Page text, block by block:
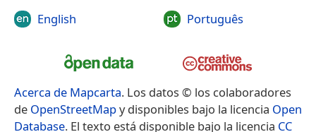
English
Português
Acerca de Mapcarta. Los datos © los colaboradores
de OpenStreetMapy disponibles bajo la licencia Open
Database. El texto está disponible bajo la licencia CC